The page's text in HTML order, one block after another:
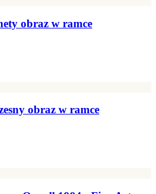
obraz w ramce
obraz w ramce